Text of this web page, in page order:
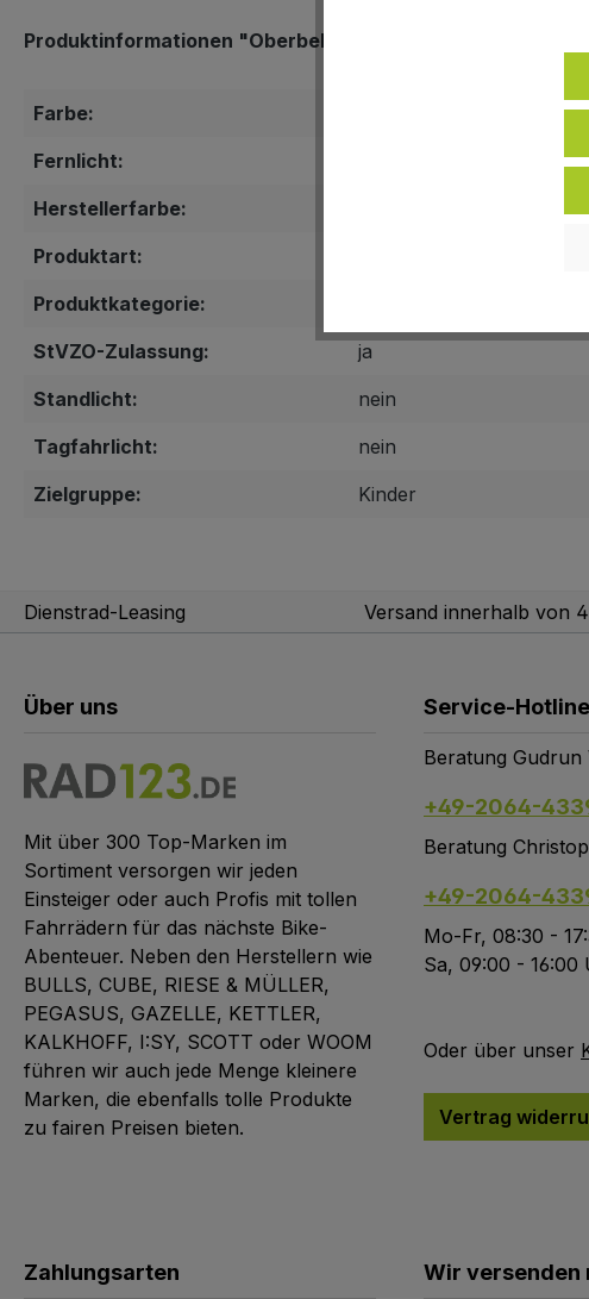
Produktinformationen "Oberbekleidung 4-ACT
Farbe:
Fernlicht:
Herstellerfarbe:
Produktart:
Produktkategorie:
StVZO-Zulassung:
ja
Standlicht:
nein
Tagfahrlicht:
nein
Zielgruppe:
Kinder
Dienstrad-Leasing Versand innerhalb von
Über uns
Mit über 300 Top-Marken im
Sortiment versorgen wir jeden
Einsteiger oder auch Profis mit tollen
Fahrrädern für das nächste Bike-
Abenteuer. Neben den Herstellern wie
BULLS, CUBE, RIESE & MÜLLER,
PEGASUS, GAZELLE, KETTLER,
KALKHOFF, I:SY, SCOTT oder WOOM
führen wir auch jede Menge kleinere
Marken, die ebenfalls tolle Produkte
zu fairen Preisen bieten.
Service-Hotline
Beratung Gudrun
+49-2064-
Beratung
+49-2064-
Mo-Fr, 08:30 -
Sa, 09:00 - 16:00
Oder über unser
Vertrag
Zahlungsarten Wir versenden